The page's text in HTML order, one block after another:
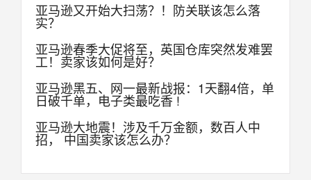
亚马逊又开始大扫荡？！防关联该怎么落
实？
亚马逊春季大促将至，英国仓库突然发难罢
工！卖家该如何是好？
亚马逊黑五、网一最新战报：1天翻4倍，单
日破千单，电子类最吃香 !
亚马逊大地震！涉及千万金额，数百人中
招， 中国卖家该怎么办？